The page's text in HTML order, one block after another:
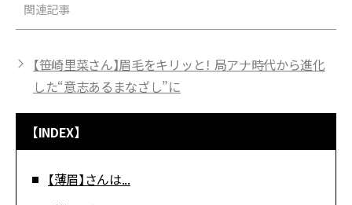
関連記事
【笹崎里菜さん】眉毛をキリッと！ 局アナ時代から進化
した“意志あるまなざし”に
【INDEX】
【薄眉】さんは...